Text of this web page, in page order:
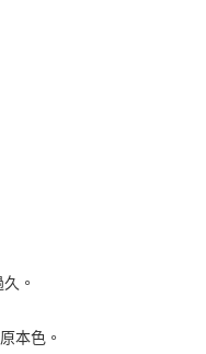
會自動跳轉到大哥付的交易
款截止日，確認付款後即完
交易確認頁面所載為準。
核未通過，訂單將自動取
。
本色。